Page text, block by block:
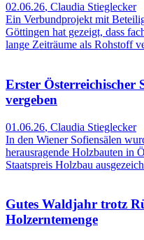
02.06.26, Claudia Stieglecker
Ein Verbundprojekt mit
Göttingen hat gezeigt, dass
lange Zeiträume als Rohstoff
Erster Österreichischer
vergeben
01.06.26, Claudia Stieglecker
In den Wiener Sofiensälen
herausragende Holzbauten in
Staatspreis Holzbau
Gutes Waldjahr trotz
Holzerntemenge